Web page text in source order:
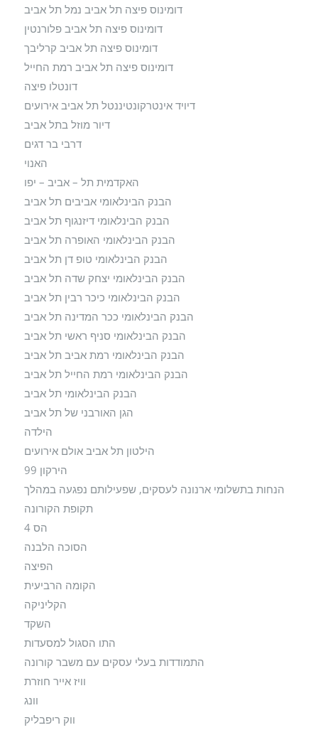
דומינוס פיצה תל אביב נמל תל אביב
דומינוס פיצה תל אביב פלורנטין
דומינוס פיצה תל אביב קרליבך
דומינוס פיצה תל אביב רמת החייל
דונטלו פיצה
דיויד אינטרקונטיננטל תל אביב אירועים
דיור מוזל בתל אביב
דרבי בר דגים
האנוי
האקדמית תל – אביב – יפו
הבנק הבינלאומי אביבים תל אביב
הבנק הבינלאומי דיזנגוף תל אביב
הבנק הבינלאומי האופרה תל אביב
הבנק הבינלאומי טופ דן תל אביב
הבנק הבינלאומי יצחק שדה תל אביב
הבנק הבינלאומי כיכר רבין תל אביב
הבנק הבינלאומי ככר המדינה תל אביב
הבנק הבינלאומי סניף ראשי תל אביב
הבנק הבינלאומי רמת אביב תל אביב
הבנק הבינלאומי רמת החייל תל אביב
הבנק הבינלאומי תל אביב
הגן האורבני של תל אביב
הילדה
הילטון תל אביב אולם אירועים
הירקון 99
הנחות בתשלומי ארנונה לעסקים, שפעילותם נפגעה במהלך
תקופת הקורונה
הס 4
הסוכה הלבנה
הפיצה
הקומה הרביעית
הקליניקה
השקד
התו הסגול למסעדות
התמודדות בעלי עסקים עם משבר קורונה
וויז אייר חוזרת
וונג
ווק ריפבליק